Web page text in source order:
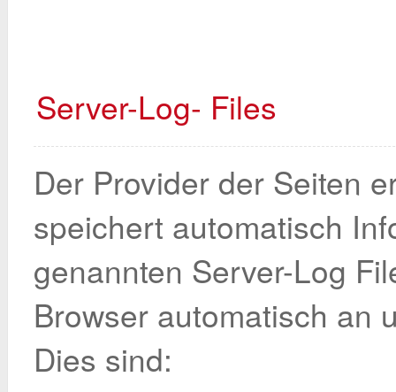
Server-Log- Files
Der Provider der Seiten
speichert automatisch
genannten Server-Log
Browser automatisch an
Dies sind: